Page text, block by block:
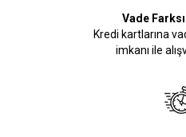
Vade
Kredi kartlarına
imkanı ile